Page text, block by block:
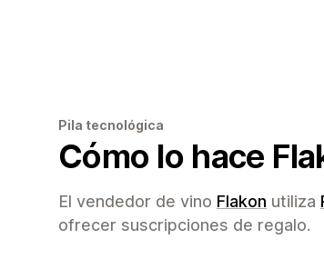
Pila tecnológica
Cómo lo hace
El vendedor de vino Flakon utiliza
ofrecer suscripciones de regalo.